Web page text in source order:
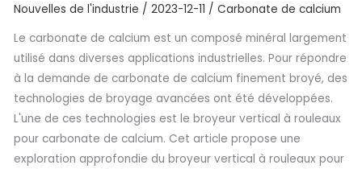
Nouvelles de l'industrie / 2023-12-11 / Carbonate de calcium
Le carbonate de calcium est un composé minéral largement
utilisé dans diverses applications industrielles. Pour répondre
à la demande de carbonate de calcium finement broyé, des
technologies de broyage avancées ont été développées.
L'une de ces technologies est le broyeur vertical à rouleaux
pour carbonate de calcium. Cet article propose une
exploration approfondie du broyeur vertical à rouleaux pour